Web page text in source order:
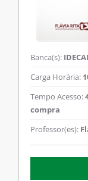
Banca(s):
Carga Horária:
Tempo Acesso:
compra
Professor(es):